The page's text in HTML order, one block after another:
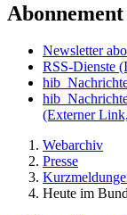
Abonnement
Newsletter
RSS-Dienste
(Externer
Webarchiv
Presse
Heute im